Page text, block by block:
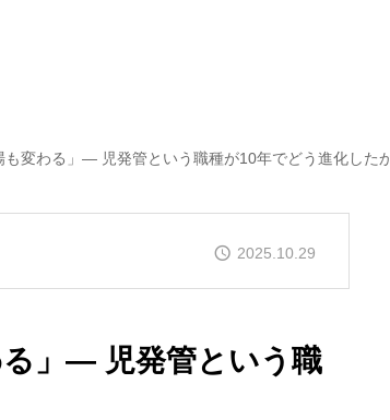
も変わる」― 児発管という職種が10年でどう進化した
2025.10.29
る」― 児発管という職